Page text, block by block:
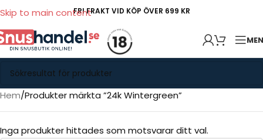
Skip to main contentFRI FRAKT VID KÖP ÖVER 699 KR
Hem Produkter märkta ”24k Wintergreen”
Inga produkter hittades som motsvarar ditt val.